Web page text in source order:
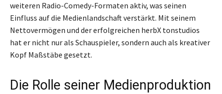
weiteren Radio-Comedy-Formaten aktiv, was seinen
Einfluss auf die Medienlandschaft verstärkt. Mit seinem
Nettovermögen und der erfolgreichen herbX tonstudios
hat er nicht nur als Schauspieler, sondern auch als kreativer
Kopf Maßstäbe gesetzt.
Die Rolle seiner Medienproduktion